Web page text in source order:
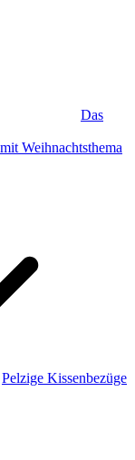
Das
Weihnachtsthema
Pelzige Kissenbezüge